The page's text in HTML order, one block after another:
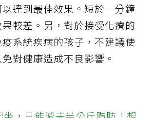
達到最佳效果。短於一分鐘
較差。另，對於接受化療的
系統疾病的孩子，不建議使
對健康造成不良影響。